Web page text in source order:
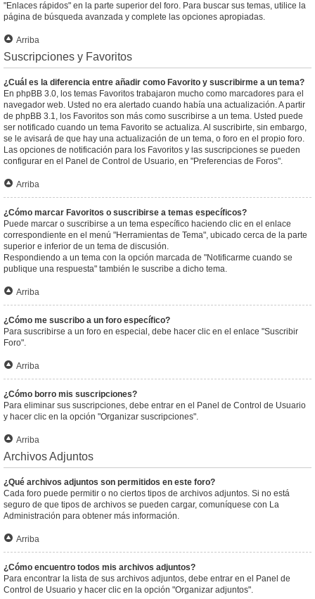
"Enlaces rápidos" en la parte superior del foro. Para buscar sus temas, utilice la
página de búsqueda avanzada y complete las opciones apropiadas.
Arriba
Suscripciones y Favoritos
¿Cuál es la diferencia entre añadir como Favorito y suscribirme a un tema?
En phpBB 3.0, los temas Favoritos trabajaron mucho como marcadores para el
navegador web. Usted no era alertado cuando había una actualización. A partir
de phpBB 3.1, los Favoritos son más como suscribirse a un tema. Usted puede
ser notificado cuando un tema Favorito se actualiza. Al suscribirte, sin embargo,
se le avisará de que hay una actualización de un tema, o foro en el propio foro.
Las opciones de notificación para los Favoritos y las suscripciones se pueden
configurar en el Panel de Control de Usuario, en "Preferencias de Foros".
Arriba
¿Cómo marcar Favoritos o suscribirse a temas específicos?
Puede marcar o suscribirse a un tema específico haciendo clic en el enlace
correspondiente en el menú "Herramientas de Tema", ubicado cerca de la parte
superior e inferior de un tema de discusión.
Respondiendo a un tema con la opción marcada de "Notificarme cuando se
publique una respuesta" también le suscribe a dicho tema.
Arriba
¿Cómo me suscribo a un foro específico?
Para suscribirse a un foro en especial, debe hacer clic en el enlace "Suscribir
Foro".
Arriba
¿Cómo borro mis suscripciones?
Para eliminar sus suscripciones, debe entrar en el Panel de Control de Usuario
y hacer clic en la opción "Organizar suscripciones".
Arriba
Archivos Adjuntos
¿Qué archivos adjuntos son permitidos en este foro?
Cada foro puede permitir o no ciertos tipos de archivos adjuntos. Si no está
seguro de que tipos de archivos se pueden cargar, comuníquese con La
Administración para obtener más información.
Arriba
¿Cómo encuentro todos mis archivos adjuntos?
Para encontrar la lista de sus archivos adjuntos, debe entrar en el Panel de
Control de Usuario y hacer clic en la opción "Organizar adjuntos".